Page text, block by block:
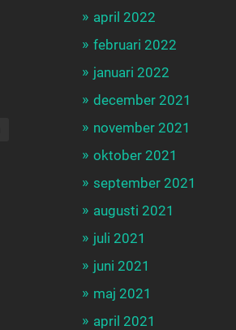
april 2022
februari 2022
januari 2022
december 2021
november 2021
oktober 2021
september 2021
augusti 2021
juli 2021
juni 2021
maj 2021
april 2021